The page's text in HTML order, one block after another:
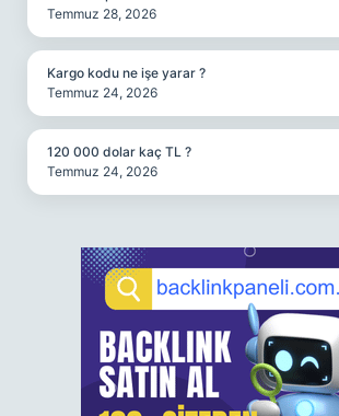
Temmuz 28, 2026
Kargo kodu ne işe yarar ?
Temmuz 24, 2026
120 000 dolar kaç TL ?
Temmuz 24, 2026